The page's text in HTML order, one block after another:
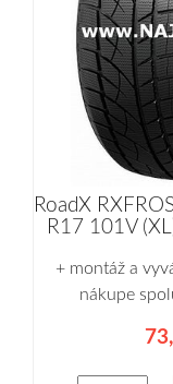
RoadX
R17 101V
+ montáž a
nákupe